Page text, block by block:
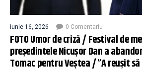
iunie 16, 2026 0 Comentariu
FOTO Umor de criză / Festival de
președintele Nicușor Dan a
Tomac pentru Veștea / ”A reușit